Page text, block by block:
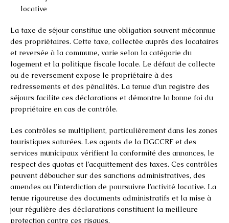
locative
La taxe de séjour constitue une obligation souvent méconnue
des propriétaires. Cette taxe, collectée auprès des locataires
et reversée à la commune, varie selon la catégorie du
logement et la politique fiscale locale. Le défaut de collecte
ou de reversement expose le propriétaire à des
redressements et des pénalités. La tenue d’un registre des
séjours facilite ces déclarations et démontre la bonne foi du
propriétaire en cas de contrôle.
Les contrôles se multiplient, particulièrement dans les zones
touristiques saturées. Les agents de la DGCCRF et des
services municipaux vérifient la conformité des annonces, le
respect des quotas et l’acquittement des taxes. Ces contrôles
peuvent déboucher sur des sanctions administratives, des
amendes ou l’interdiction de poursuivre l’activité locative. La
tenue rigoureuse des documents administratifs et la mise à
jour régulière des déclarations constituent la meilleure
protection contre ces risques.